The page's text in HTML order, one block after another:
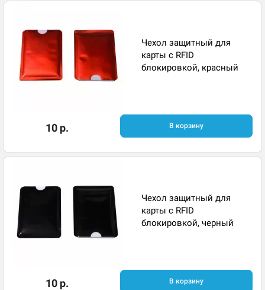
Чехол защитный для
карты с RFID
блокировкой, красный
10 р. В корзину
Чехол защитный для
карты с RFID
блокировкой, черный
10 р. В корзину